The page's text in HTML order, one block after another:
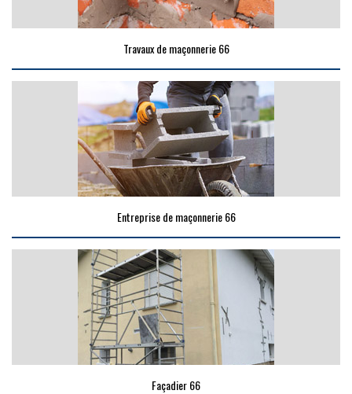
Travaux de maçonnerie 66
Entreprise de maçonnerie 66
Façadier 66